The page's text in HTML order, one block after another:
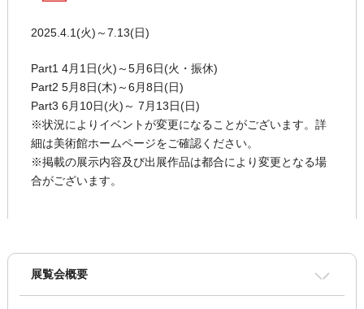
2025.4.1(火)～7.13(日)
Part1 4月1日(火)～5月6日(火・振休)
Part2 5月8日(木)～6月8日(日)
Part3 6月10日(火)～ 7月13日(日)
※状況によりイベントが変更になることがございます。詳
細は美術館ホームページをご確認ください。
※掲載の展示内容及び出展作品は都合により変更となる場
合がございます。
展覧会概要